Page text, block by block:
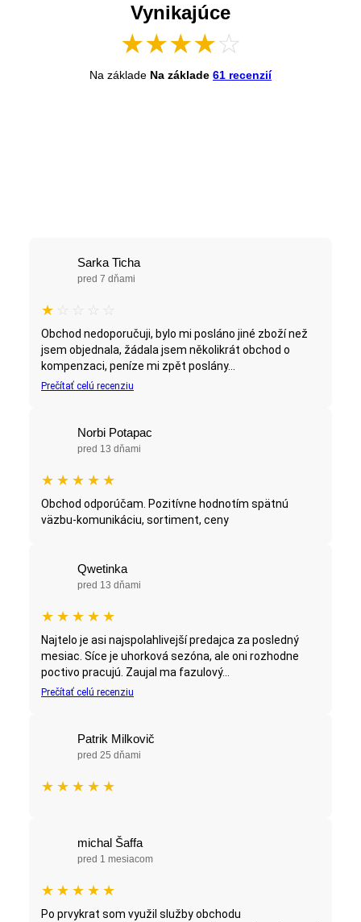
Vynikajúce
★★★★☆
Na základe Na základe 61 recenzií
Sarka Ticha
pred 7 dňami
★ ☆ ☆ ☆ ☆
Obchod nedoporučuji, bylo mi posláno jiné zboží než
jsem objednala, žádala jsem několikrát obchod o
kompenzaci, peníze mi zpět poslány...
Prečítať celú recenziu
Norbi Potapac
pred 13 dňami
★ ★ ★ ★ ★
Obchod odporúčam. Pozitívne hodnotím spätnú
väzbu-komunikáciu, sortiment, ceny
Qwetinka
pred 13 dňami
★ ★ ★ ★ ★
Najtelo je asi najspolahlivejší predajca za posledný
mesiac. Síce je uhorková sezóna, ale oni rozhodne
poctivo pracujú. Zaujal ma fazulový...
Prečítať celú recenziu
Patrik Milkovič
pred 25 dňami
★ ★ ★ ★ ★
michal Šaffa
pred 1 mesiacom
★ ★ ★ ★ ★
Po prvykrat som využil služby obchodu